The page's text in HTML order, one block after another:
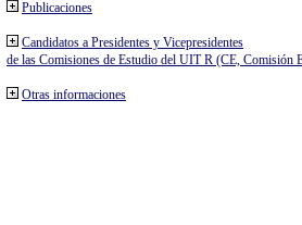
Publicaciones
Candidatos a Presidentes y Vicepresidentes
de las Comisiones de Estudio del UIT R (CE, Comisión
Otras informaciones